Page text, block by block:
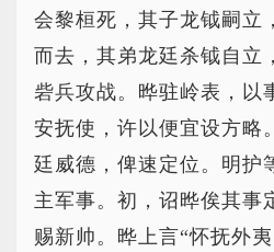
会黎桓死，其子龙钺嗣立
而去，其弟龙廷杀钺自立
砦兵攻战。晔驻岭表，以
安抚使，许以便宜设方略
廷威德，俾速定位。明护
主军事。初，诏晔俟其事
赐新帅。晔上言“怀抚外